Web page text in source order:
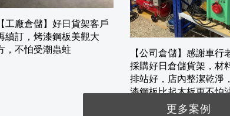
【工廠倉儲】好日貨架客戶
續訂，烤漆鋼板美觀大
，不怕受潮蟲蛀
【公司倉儲】感謝車行
採購好日倉儲貨架，材
排站好，店內整潔乾淨
漆鋼板比起木板更不怕
漬，輕鬆整潔更多案例